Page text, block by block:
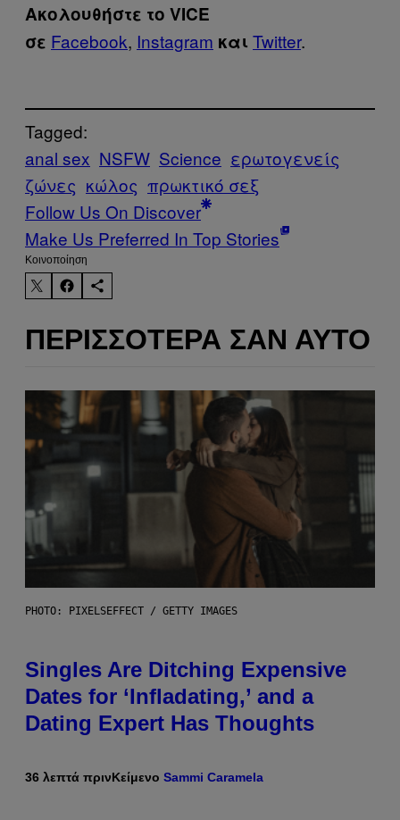
Ακολουθήστε το VICE
σε Facebook, Instagram και Twitter.
Tagged:
anal sex NSFW Science ερωτογενείς
ζώνες κώλος πρωκτικό σεξ
Follow Us On Discover
Make Us Preferred In Top Stories
Kοινοποίηση
ΠΕΡΙΣΣΌΤΕΡΑ ΣΑΝ ΑΥΤΌ
PHOTO: PIXELSEFFECT / GETTY IMAGES
Singles Are Ditching Expensive
Dates for ‘Infladating,’ and a
Dating Expert Has Thoughts
36 λεπτά πρινΚείμενο Sammi Caramela